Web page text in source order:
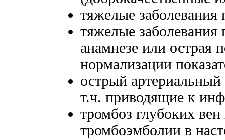
тяжелые заболевания
тяжелые заболевания
анамнезе или острая
нормализации
острый
т.ч. приводящие к
тромбоз глубоких
тромбоэмболии в